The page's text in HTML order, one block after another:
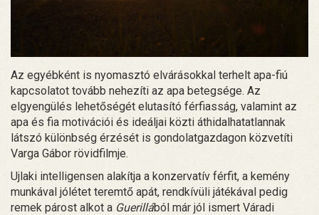
Az egyébként is nyomasztó elvárásokkal terhelt apa-fiú
kapcsolatot tovább nehezíti az apa betegsége. Az
elgyengülés lehetőségét elutasító férfiasság, valamint az
apa és fia motivációi és ideáljai közti áthidalhatatlannak
látszó különbség érzését is gondolatgazdagon közvetíti
Varga Gábor rövidfilmje.
Ujlaki intelligensen alakítja a konzervatív férfit, a kemény
munkával jólétet teremtő apát, rendkívüli játékával pedig
remek párost alkot a Guerillából már jól ismert Váradi